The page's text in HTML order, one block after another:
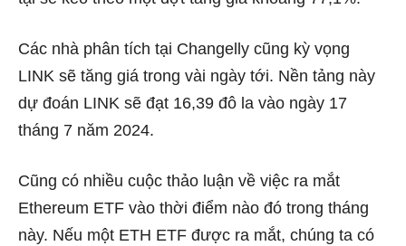
Các nhà phân tích tại Changelly cũng kỳ vọng
LINK sẽ tăng giá trong vài ngày tới. Nền tảng này
dự đoán LINK sẽ đạt 16,39 đô la vào ngày 17
tháng 7 năm 2024.
Cũng có nhiều cuộc thảo luận về việc ra mắt
Ethereum ETF vào thời điểm nào đó trong tháng
này. Nếu một ETH ETF được ra mắt, chúng ta có